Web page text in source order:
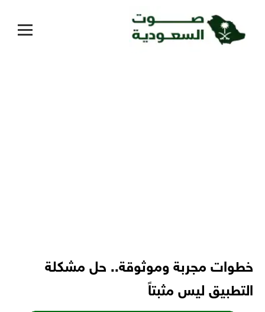
خطوات مجربة وموثوقة.. حل مشكلة
التطبيق ليس مثبتاً